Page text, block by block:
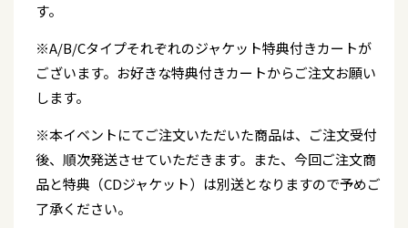
す。
※A/B/Cタイプそれぞれのジャケット特典付きカートが
ございます。お好きな特典付きカートからご注文お願い
します。
※本イベントにてご注文いただいた商品は、ご注文受付
後、順次発送させていただきます。また、今回ご注文商
品と特典（CDジャケット）は別送となりますので予めご
了承ください。